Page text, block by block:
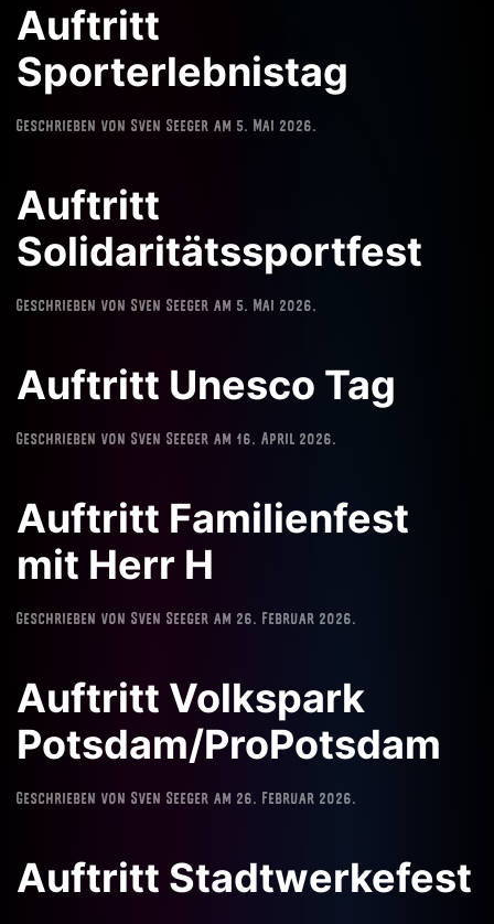
Auftritt
Sporterlebnistag
Geschrieben von Sven Seeger am 5. Mai 2026.
Auftritt
Solidaritätssportfest
Geschrieben von Sven Seeger am 5. Mai 2026.
Auftritt Unesco Tag
Geschrieben von Sven Seeger am 16. April 2026.
Auftritt Familienfest
mit Herr H
Geschrieben von Sven Seeger am 26. Februar 2026.
Auftritt Volkspark
Potsdam/ProPotsdam
Geschrieben von Sven Seeger am 26. Februar 2026.
Auftritt Stadtwerkefest